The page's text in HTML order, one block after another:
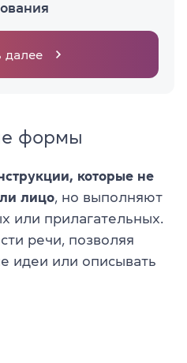
далее
формы
которые не
лицо, но выполняют
или прилагательных.
речи, позволяя
идеи или описывать